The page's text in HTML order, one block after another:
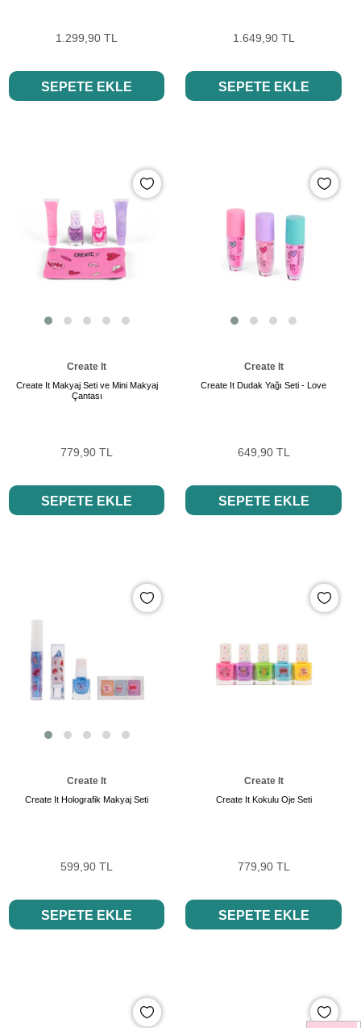
1.299,90 TL
SEPETE EKLE
1.649,90 TL
SEPETE EKLE
Create It
Create It Makyaj Seti ve Mini Makyaj
Çantası
779,90 TL
SEPETE EKLE
Create It
Create It Dudak Yağı Seti - Love
649,90 TL
SEPETE EKLE
Create It
Create It Holografik Makyaj Seti
599,90 TL
SEPETE EKLE
Create It
Create It Kokulu Oje Seti
779,90 TL
SEPETE EKLE